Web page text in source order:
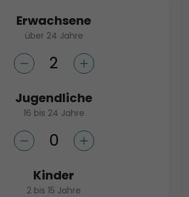
Erwachsene
über 24 Jahre
Jugendliche
16 bis 24 Jahre
Kinder
2 bis 15 Jahre